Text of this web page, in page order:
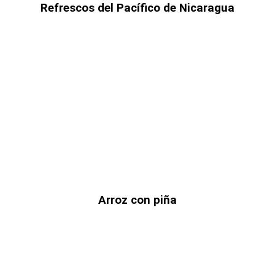
Refrescos del Pacífico de Nicaragua
Arroz con piña